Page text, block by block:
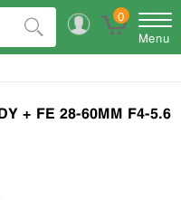
0
Menu
+ FE 28-60MM F4-5.6